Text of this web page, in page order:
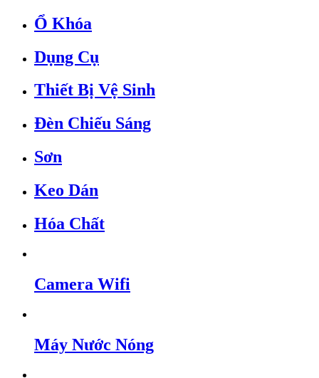
Ổ Khóa
Dụng Cụ
Thiết Bị Vệ Sinh
Đèn Chiếu Sáng
Sơn
Keo Dán
Hóa Chất
Camera Wifi
Máy Nước Nóng